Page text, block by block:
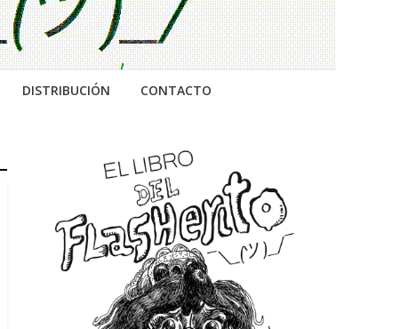
DISTRIBUCIÓN CONTACTO